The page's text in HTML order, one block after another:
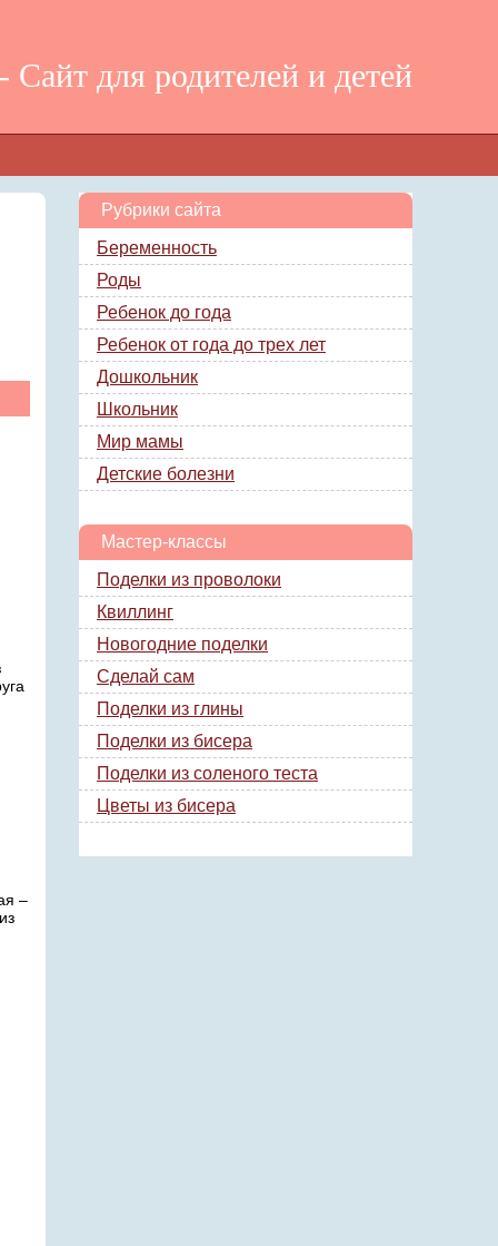
для родителей и детей
–
Рубрики сайта
Беременность
Роды
Ребенок до года
Ребенок от года до трех лет
Дошкольник
Школьник
Мир мамы
Детские болезни
Мастер-классы
Поделки из проволоки
Квиллинг
Новогодние поделки
Сделай сам
Поделки из глины
Поделки из бисера
Поделки из соленого теста
Цветы из бисера